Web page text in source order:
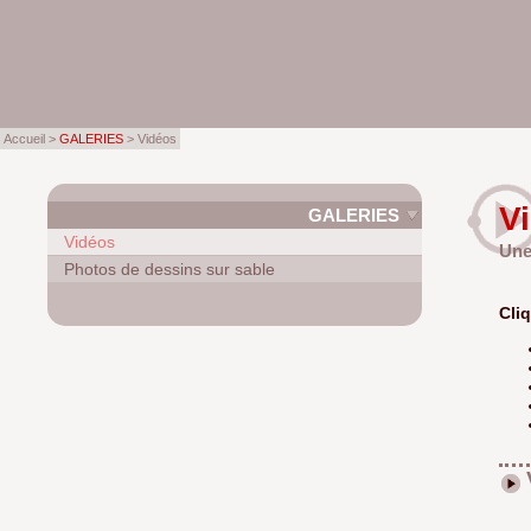
GALERIES
Vidéos
Photos de dessins sur sable
Accueil > GALERIES > Vidéos